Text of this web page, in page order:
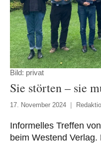
Bild: privat
Sie störten – sie
17. November 2024
Informelles Treffen
beim Westend